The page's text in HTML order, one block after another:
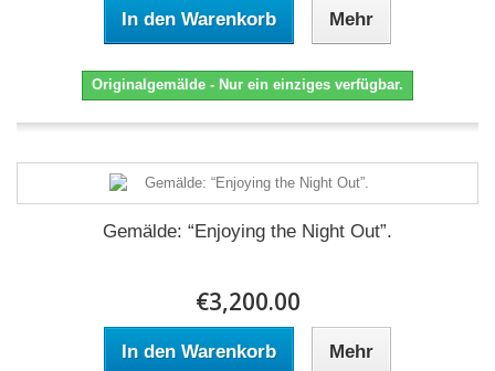
In den Warenkorb Mehr
Originalgemälde - Nur ein einziges verfügbar.
Gemälde: “Enjoying the Night Out”.
€3,200.00
In den Warenkorb Mehr